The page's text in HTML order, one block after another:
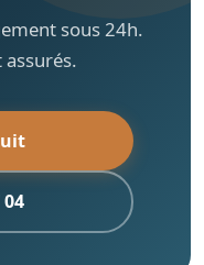
sous 24h.
04